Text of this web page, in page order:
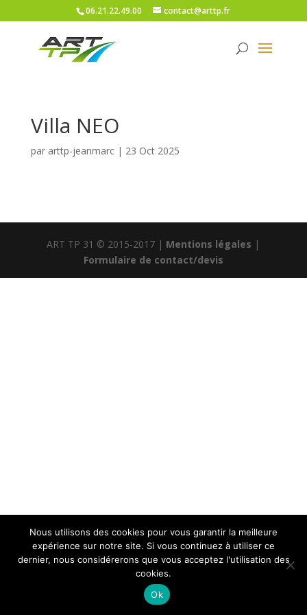
06.21.22.49.00 contact@arttp.fr
Villa NEO
par arttp-jeanmarc| 23 Oct 2025
ART TP 31 © 2015-2017 | Mentions légales |
Formulaire de contact/devis
Nous utilisons des cookies pour vous garantir la meilleure
expérience sur notre site. Si vous continuez à utiliser ce
dernier, nous considérerons que vous acceptez l'utilisation des
cookies.
Ok